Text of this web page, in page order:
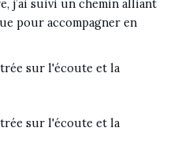
j’ai suivi un chemin alliant
pour accompagner en
sur l'écoute et la
sur l'écoute et la